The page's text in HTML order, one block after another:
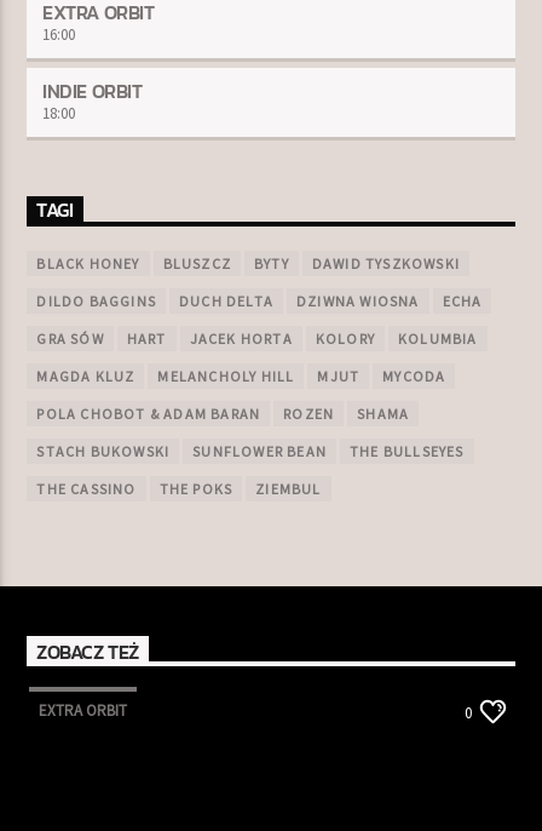
EXTRA ORBIT
16:00
INDIE ORBIT
18:00
TAGI
BLACK HONEY BLUSZCZ BYTY DAWID TYSZKOWSKI
DILDO BAGGINS DUCH DELTA DZIWNA WIOSNA ECHA
GRA SÓW HART JACEK HORTA KOLORY KOLUMBIA
MAGDA KLUZ MELANCHOLY HILL MJUT MYCODA
POLA CHOBOT & ADAM BARAN ROZEN SHAMA
STACH BUKOWSKI SUNFLOWER BEAN THE BULLSEYES
THE CASSINO THE POKS ZIEMBUL
ZOBACZ TEŻ
EXTRA ORBIT 0